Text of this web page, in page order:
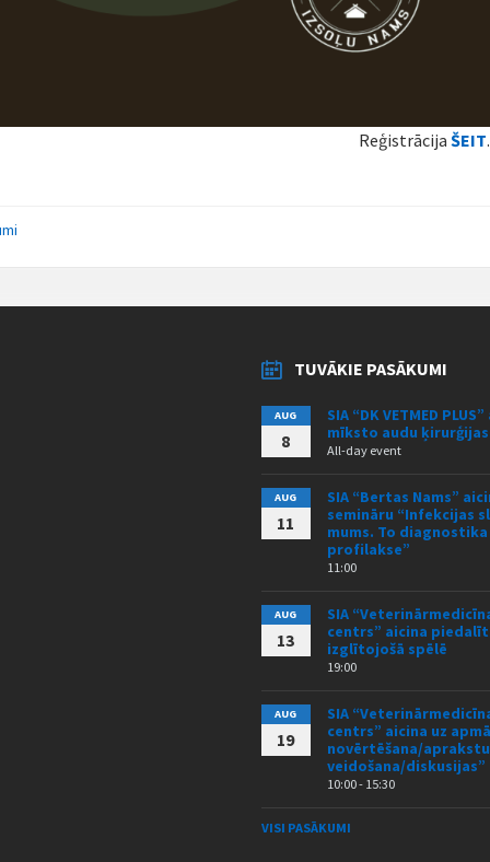
ReģistrācijaŠEIT.
TUVĀKIE PASĀKUMI
AUG
8
SIA “DK VETMED
mīksto audu
All-day event
AUG
11
SIA “Bertas Nams”
semināru “Infekcijas
mums. To diagnostika
profilakse”
11:00
AUG
13
SIA
centrs” aicina
izglītojošā spēlē
19:00
AUG
19
SIA
centrs” aicina uz
novērtēšana/aprakstu
veidošana/diskusijas”
10:00 - 15:30
VISI PASĀKUMI